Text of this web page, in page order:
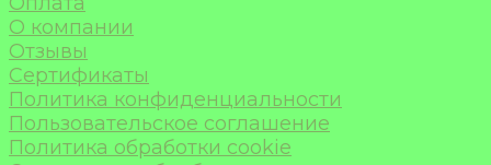
О компании
Отзывы
Сертификаты
Политика конфиденциальности
Пользовательское соглашение
Политика обработки cookie